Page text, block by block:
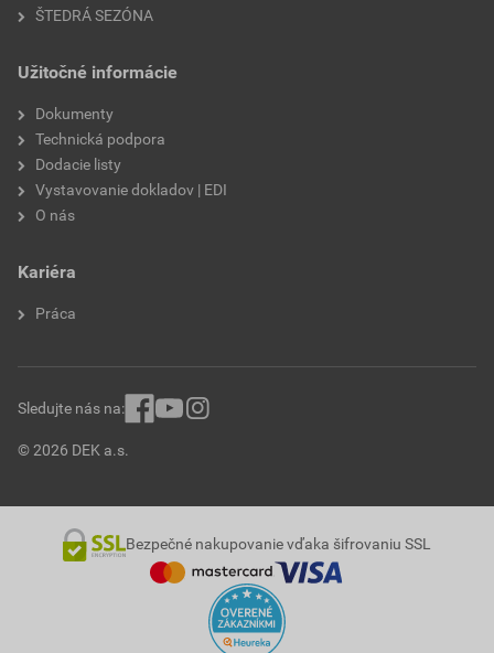
ŠTEDRÁ SEZÓNA
Užitočné informácie
Dokumenty
Technická podpora
Dodacie listy
Vystavovanie dokladov | EDI
O nás
Kariéra
Práca
© 2026 DEK a.s.
Sledujte nás na:
Bezpečné nakupovanie vďaka šifrovaniu SSL